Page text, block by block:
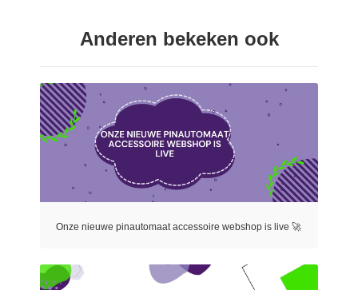
Anderen bekeken ook
Onze nieuwe pinautomaat accessoire webshop is live 🚀